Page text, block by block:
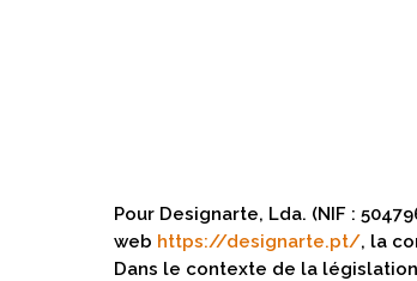
Pour Designarte, Lda. (NIF :
web https://designarte.pt/, la
Dans le contexte de la